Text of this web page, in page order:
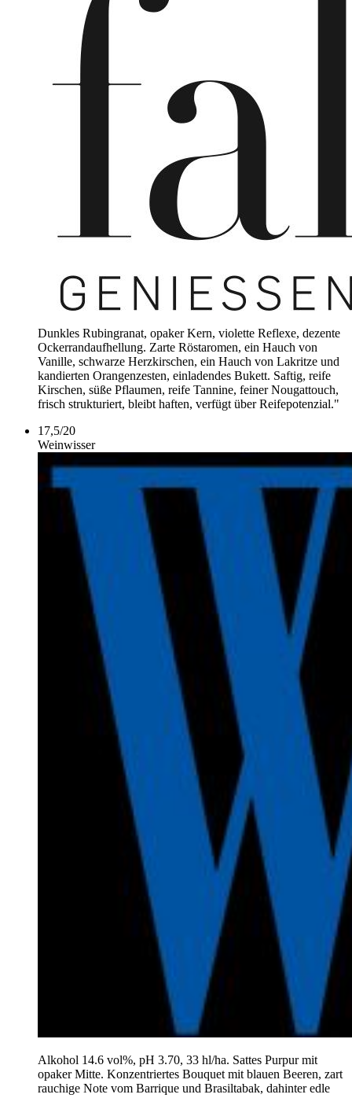
Dunkles Rubingranat, opaker Kern, violette Reflexe, dezente
Ockerrandaufhellung. Zarte Röstaromen, ein Hauch von
Vanille, schwarze Herzkirschen, ein Hauch von Lakritze und
kandierten Orangenzesten, einladendes Bukett. Saftig, reife
Kirschen, süße Pflaumen, reife Tannine, feiner Nougattouch,
frisch strukturiert, bleibt haften, verfügt über Reifepotenzial."
17,5/20
Weinwisser
Alkohol 14.6 vol%, pH 3.70, 33 hl/ha. Sattes Purpur mit
opaker Mitte. Konzentriertes Bouquet mit blauen Beeren, zart
rauchige Note vom Barrique und Brasiltabak, dahinter edle